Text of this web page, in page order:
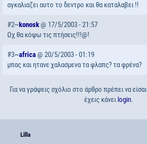
αγκαλιαζει αυτο το δεντρο και θα καταλαβει !!
#2~konosk @ 17/5/2003 - 21:57
Ωχ θα κόψω τις πτήσεις!!!@!
#3~africa@ 20/5/2003 - 01:19
μπας και ητανε χαλασμενα τα φλαπς? τα φρένα?
Για να γράψεις σχόλιο στο άρθρο πρέπει να είσαι
έχεις κάνει login.
Lilla